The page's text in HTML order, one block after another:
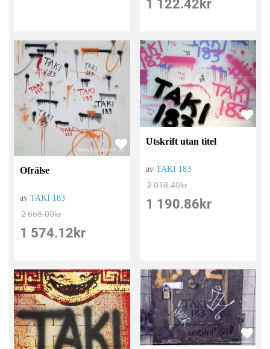
1 122.42 kr
Ofrälse
avTAKI 183
2 668.00kr
1 574.12 kr
Utskrift utan titel
avTAKI 183
2 018.40kr
1 190.86 kr